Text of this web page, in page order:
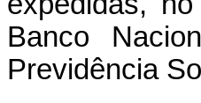
Banco
Previdência